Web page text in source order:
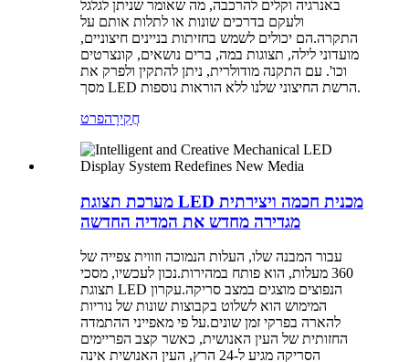
באנרגיה וקלים להרכבה, מה שאומר שניתן לגלגל
ולעקם בדרכים שונות או לתלות אותם על
התקרה.הם יכולים לשמש בחזיתות בניינים חיצוניים,
מועדוני לילה, תצוגות במה, ברים נושאים, קונצרטים
וכו'. עם התקנה מודולרית, ניתן להתקין ולפרק את
מסך LED הרשת החיצוני שלנו ללא הוראות נוספות.
חֲקִירָהפרט
מערכת תצוגת LED מכנית חכמה ויצירתית
מגדירה מחדש את המדיה החדשה
עבור המבנה שלו, העלות הנמוכה וזווית צפייה של
360 מעלות, הוא פותח במהירות.נכון לעכשיו, מסכי
תצוגת LED הנפוצים מוצגים במצב סריקה.עקרון
המימוש הוא לשלוט בקבוצות שונות של נוריות
להארה בפרקי זמן שונים.על פי מאפייני ההתמדה
החזותית של העין האנושית, כאשר קצב הפריימים
הסריקה מגיע ל-24 הרץ, העין האנושית אינה